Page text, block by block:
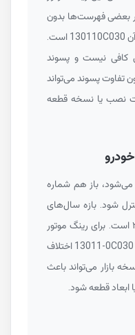
فهرست‌ها بدون
است.
نیست و پسوند
پسوند می‌تواند
یا نسخه قطعه
باز هم شماره
شود. بازه سال‌های
این قطعه سال ۲۰۱۵ است. برای رینگ موتور
13011-اختلاف
می‌تواند باعث
قطعه شود.